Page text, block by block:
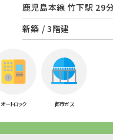
鹿児島本線 竹下駅 29
新築 / 3階建
オートロック 都市ガス